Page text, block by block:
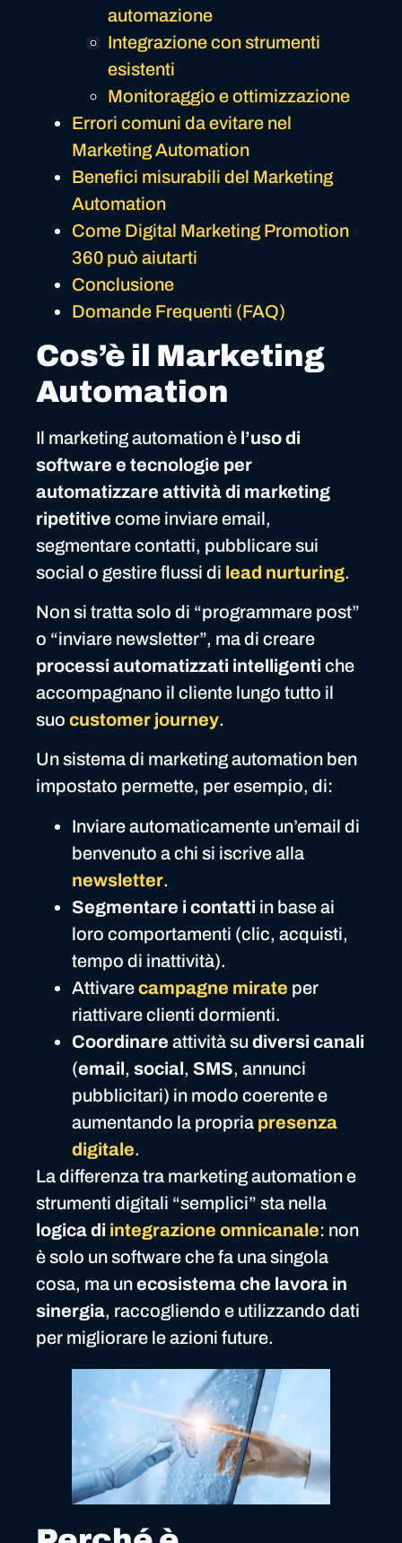
automazione
Integrazione con strumenti
esistenti
Monitoraggio e ottimizzazione
Errori comuni da evitare nel
Marketing Automation
Benefici misurabili del Marketing
Automation
Come Digital Marketing Promotion
360 può aiutarti
Conclusione
Domande Frequenti (FAQ)
Cos’è il Marketing
Automation
Il marketing automation è l’uso di
software e tecnologie per
automatizzare attività di marketing
ripetitive come inviare email,
segmentare contatti, pubblicare sui
social o gestire flussi di lead nurturing.
Non si tratta solo di “programmare post”
o “inviare newsletter”, ma di creare
processi automatizzati intelligenti che
accompagnano il cliente lungo tutto il
suo customer journey.
Un sistema di marketing automation ben
impostato permette, per esempio, di:
Inviare automaticamente un’email di
benvenuto a chi si iscrive alla
newsletter.
Segmentare i contatti in base ai
loro comportamenti (clic, acquisti,
tempo di inattività).
Attivarecampagne mirate per
riattivare clienti dormienti.
Coordinare attività sudiversi canali
(email, social, SMS, annunci
pubblicitari) in modo coerente e
aumentando la propria presenza
digitale.
La differenza tra marketing automation e
strumenti digitali “semplici” sta nella
logica di integrazione omnicanale: non
è solo un software che fa una singola
cosa, ma unecosistema che lavora in
sinergia, raccogliendo e utilizzando dati
per migliorare le azioni future.